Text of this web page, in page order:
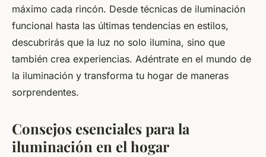
máximo cada rincón. Desde técnicas de iluminación
funcional hasta las últimas tendencias en estilos,
descubrirás que la luz no solo ilumina, sino que
también crea experiencias. Adéntrate en el mundo de
la iluminación y transforma tu hogar de maneras
sorprendentes.
Consejos esenciales para la
iluminación en el hogar